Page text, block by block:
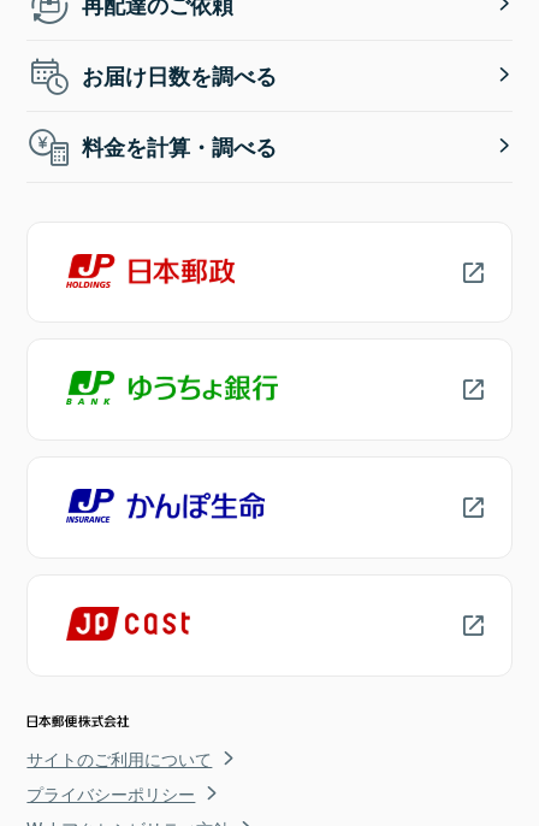
お届け日数を調べる
料金を計算・調べる
サイトのご利用について
プライバシーポリシー